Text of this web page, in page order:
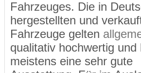
Fahrzeuges. Die in
hergestellten und
Fahrzeuge gelten
qualitativ hochwertig und
meistens eine sehr gute